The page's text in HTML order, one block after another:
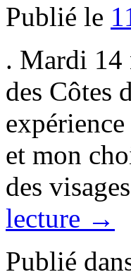
Publié le
. Mardi 14
des Côtes
et mon
des
lecture →
Publié